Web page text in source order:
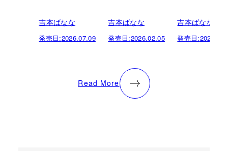
吉本ばなな
発売日:2026.07.09
吉本ばなな
発売日:2026.02.05
吉本ばなな
発売日:
Read More